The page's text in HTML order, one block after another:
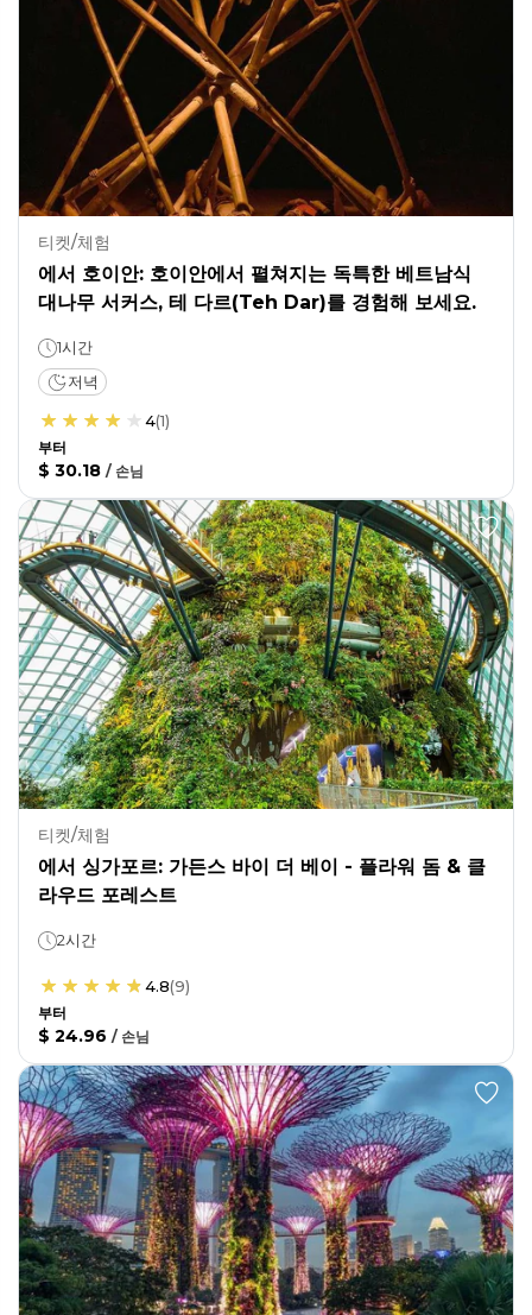
티켓/체험
에서 호이안: 호이안에서 펼쳐지는 독특한 베트남식
대나무 서커스, 테 다르(Teh Dar)를 경험해 보세요.
1시간
저녁
4(1)
부터
$ 30.18 / 손님
티켓/체험
에서 싱가포르: 가든스 바이 더 베이 - 플라워 돔 & 클
라우드 포레스트
2시간
4.8(9)
부터
$ 24.96 / 손님